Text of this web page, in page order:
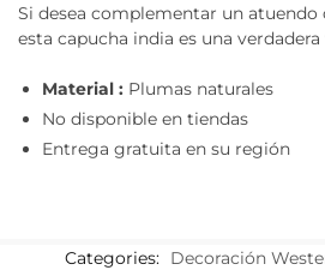
Si desea complementar un atuendo
esta capucha india es una verdadera
Material : Plumas naturales
No disponible en tiendas
Entrega gratuita en su región
Categories: Decoración